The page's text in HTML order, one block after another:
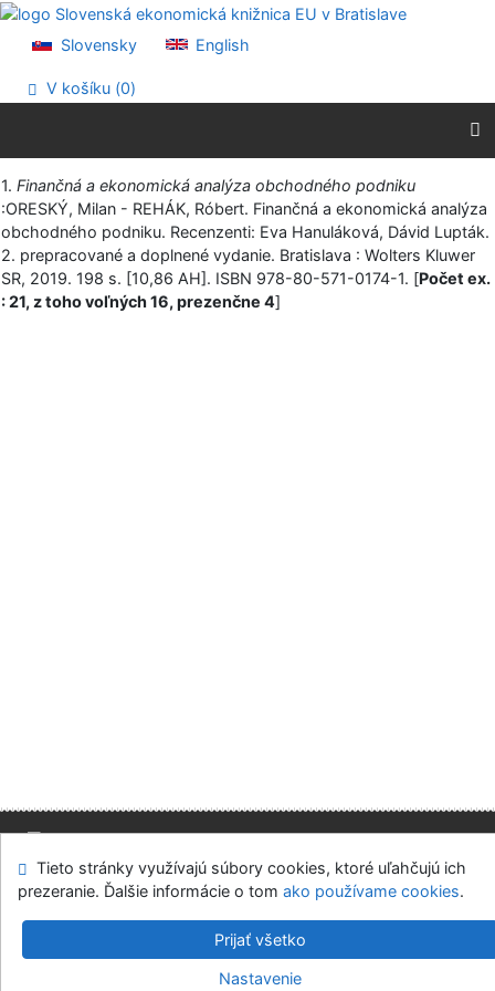
Prejsť na obsah
Prehlásenie o webovej prístupnosti
Slovensky English
V košíku (0)
Vytlačiť
1. Finančná a ekonomická analýza obchodného podniku
:ORESKÝ, Milan - REHÁK, Róbert. Finančná a ekonomická analýza
obchodného podniku. Recenzenti: Eva Hanuláková, Dávid Lupták.
2. prepracované a doplnené vydanie. Bratislava : Wolters Kluwer
SR, 2019. 198 s. [10,86 AH]. ISBN 978-80-571-0174-1. [Počet ex.
: 21, z toho voľných 16, prezenčne 4]
Mapa stránok Prístupnosť
Súkromie
Modul OpenSearch
Napíšte nám Nastavenie cookies
Slovenská ekonomická knižnica EU v Bratislave
v.4.8.63a-Cosmotron Slovakia, s.r.o.
Tieto stránky využívajú súbory cookies, ktoré uľahčujú ich
prezeranie. Ďalšie informácie o tom ako používame cookies.
Prijať všetko
Nastavenie